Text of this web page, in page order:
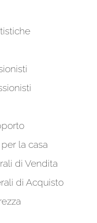
la casa
di Vendita
di Acquisto